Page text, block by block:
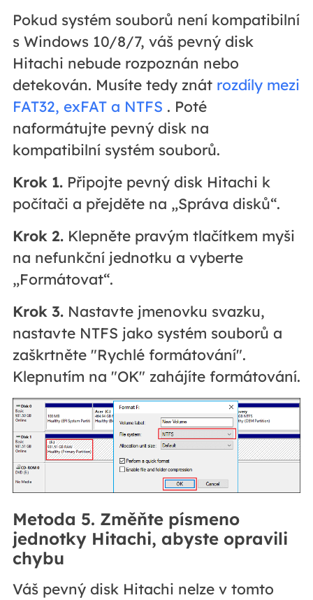
Pokud systém souborů není kompatibilní
s Windows 10/8/7, váš pevný disk
Hitachi nebude rozpoznán nebo
detekován. Musíte tedy znát rozdíly mezi
FAT32, exFAT a NTFS . Poté
naformátujte pevný disk na
kompatibilní systém souborů.
Krok 1.Připojte pevný disk Hitachi k
počítači a přejděte na „Správa disků“.
Krok 2.Klepněte pravým tlačítkem myši
na nefunkční jednotku a vyberte
„Formátovat“.
Krok 3.Nastavte jmenovku svazku,
nastavte NTFS jako systém souborů a
zaškrtněte "Rychlé formátování".
Klepnutím na "OK" zahájíte formátování.
Metoda 5. Změňte písmeno
jednotky Hitachi, abyste opravili
chybu
Váš pevný disk Hitachi nelze v tomto